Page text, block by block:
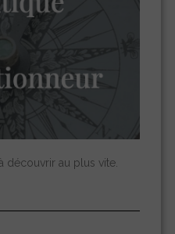
découvrir au plus vite.